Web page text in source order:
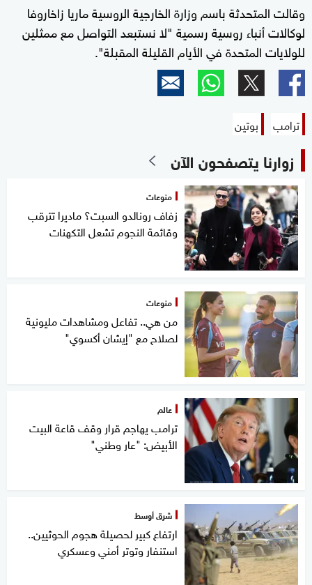
وقالت المتحدثة باسم وزارة الخارجية الروسية ماريا زاخاروفا
لوكالات أنباء روسية رسمية "لا نستبعد التواصل مع ممثلين
للولايات المتحدة في الأيام القليلة المقبلة".
ترامب بوتين
زوارنا يتصفحون الآن
منوعات
زفاف رونالدو السبت؟ ماديرا تترقب
وقائمة النجوم تشعل التكهنات
منوعات
من هي.. تفاعل ومشاهدات مليونية
لصلاح مع "إيشان أكسوي"
عالم
ترامب يهاجم قرار وقف قاعة البيت
الأبيض: "عار وطني"
شرق أوسط
ارتفاع كبير لحصيلة هجوم الحوثيين..
استنفار وتوتر أمني وعسكري